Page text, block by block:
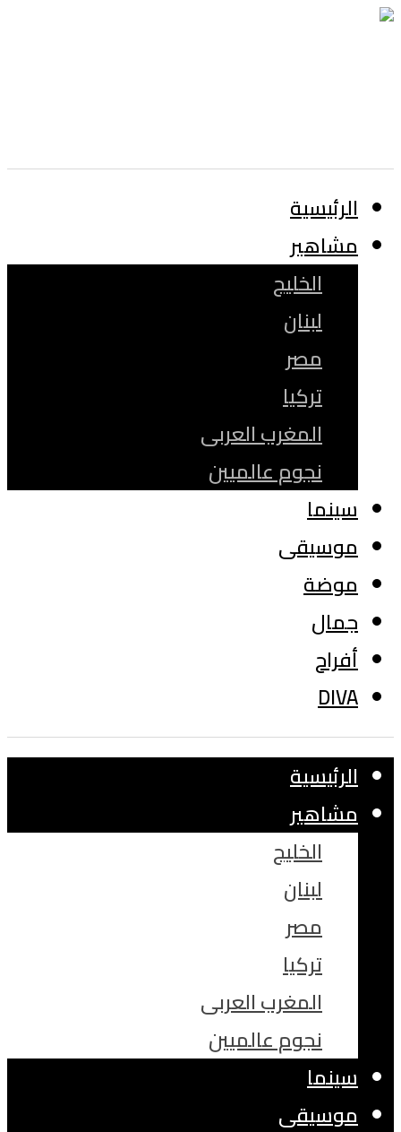
الرئيسية
مشاهير
الخليج
لبنان
مصر
تركيا
المغرب العربى
نجوم عالميين
سينما
موسيقى
موضة
جمال
أفراح
DIVA
الرئيسية
مشاهير
الخليج
لبنان
مصر
تركيا
المغرب العربى
نجوم عالميين
سينما
موسيقى